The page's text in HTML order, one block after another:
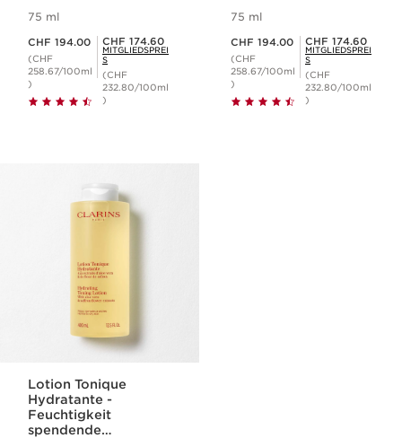
75 ml
CHF 194.00
(CHF
258.67/100ml
)
Mitgliederpreis CHF 174.60
CHF 174.60
MITGLIEDSPREI
S
(CHF
232.80/100ml
)
75 ml
CHF 194.00
(CHF
258.67/100ml
)
Mitgliederpreis CHF 174.60
CHF 174.60
MITGLIEDSPREI
S
(CHF
232.80/100ml
)
Lotion Tonique
Hydratante -
Feuchtigkeit
spendende